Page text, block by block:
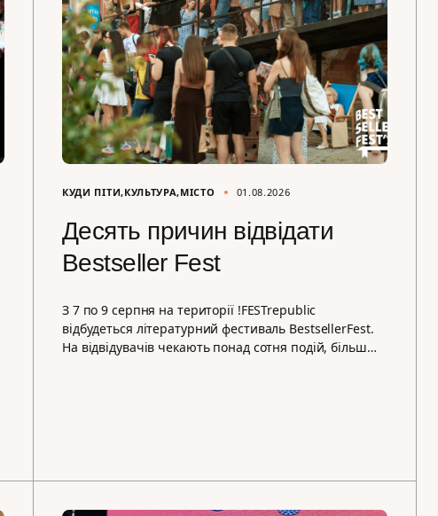
КУДИ ПІТИ КУЛЬТУРА МІСТО 01.08.2026
Десять причин відвідати
Bestseller Fest
З 7 по 9 серпня на території !FESTrepublic
відбудеться літературний фестиваль BestsellerFest.
На відвідувачів чекають понад сотня подій, більш…